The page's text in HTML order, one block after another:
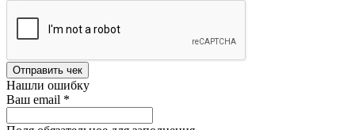
Отправить чек
Нашли ошибку
Ваш email *